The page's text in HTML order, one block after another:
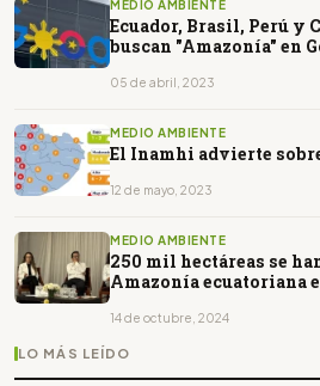
MEDIO AMBIENTE
Ecuador, Brasil, Perú y
buscan "Amazonía" en
05 de abril, 2023
MEDIO AMBIENTE
El Inamhi advierte
12 de mayo, 2023
MEDIO AMBIENTE
250 mil hectáreas se
Amazonía ecuatoriana
14 de octubre, 2024
LO MÁS LEÍDO